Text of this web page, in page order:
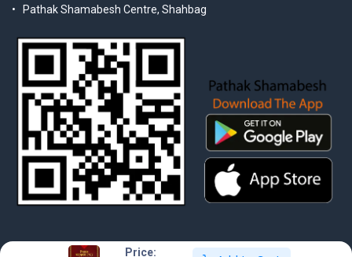
Price:
Pathak Shamabesh Centre, Shahbag